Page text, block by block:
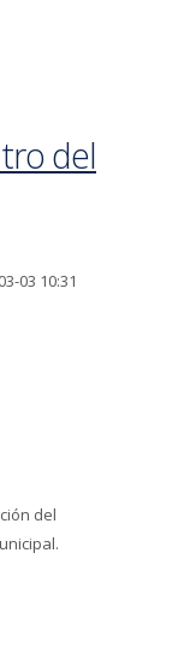
del
03 10:31
del